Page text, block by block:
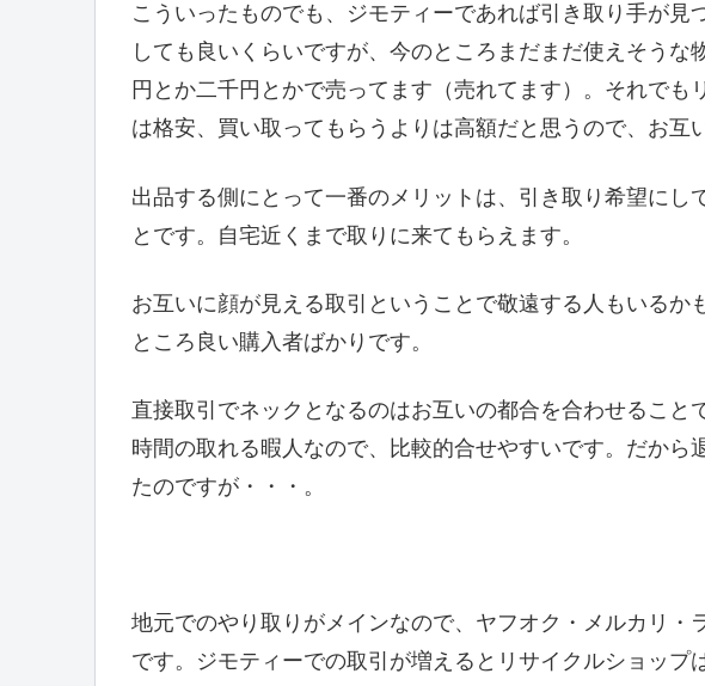
こういったものでも、ジモティーであれば引き取り手が見
しても良いくらいですが、今のところまだまだ使えそうな
円とか二千円とかで売ってます（売れてます）。それでも
は格安、買い取ってもらうよりは高額だと思うので、お互
出品する側にとって一番のメリットは、引き取り希望にし
とです。自宅近くまで取りに来てもらえます。
お互いに顔が見える取引ということで敬遠する人もいるか
ところ良い購入者ばかりです。
直接取引でネックとなるのはお互いの都合を合わせること
時間の取れる暇人なので、比較的合せやすいです。だから
たのですが・・・。
地元でのやり取りがメインなので、ヤフオク・メルカリ・
です。ジモティーでの取引が増えるとリサイクルショップ